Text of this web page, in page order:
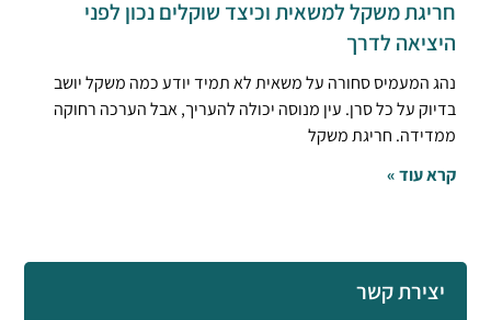
חריגת משקל למשאית וכיצד שוקלים נכון לפני
היציאה לדרך
נהג המעמיס סחורה על משאית לא תמיד יודע כמה משקל יושב
בדיוק על כל סרן. עין מנוסה יכולה להעריך, אבל הערכה רחוקה
ממדידה. חריגת משקל
קרא עוד »
יצירת קשר